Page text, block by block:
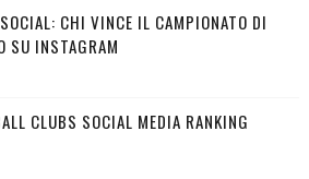
CHI VINCE IL CAMPIONATO DI
SU INSTAGRAM
CLUBS SOCIAL MEDIA RANKING